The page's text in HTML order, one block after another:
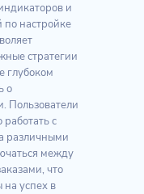
и
настройке
стратегии
глубоком
о
Пользователи
с
различными
между
что
успех в